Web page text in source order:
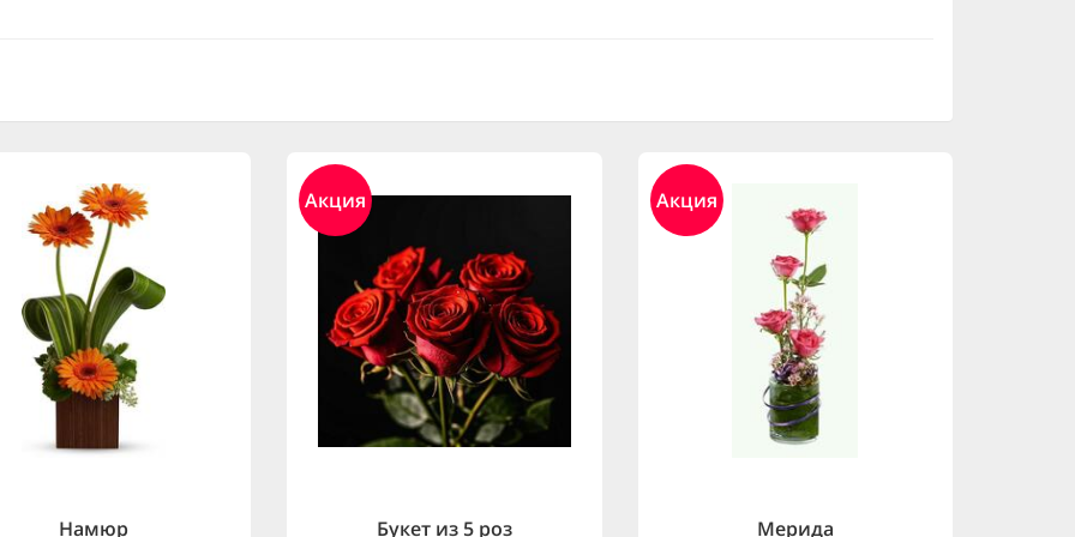
Намюр
Акция
Букет из 5 роз
Акция
Мерида